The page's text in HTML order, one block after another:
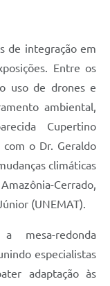
de integração em
Entre os
uso de drones e
ambiental,
Cupertino
com o Dr. Geraldo
climáticas
Cerrado,
(UNEMAT).
redonda
especialistas
adaptação às